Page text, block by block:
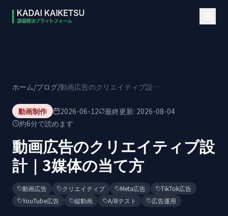
ホーム/ブログ/ 動画広告のクリエイティブ設計｜3媒体の当て方
動画制作 2026-06-12 最終更新: 2026-08-04
約6分で読めます
動画広告のクリエイティブ設
計｜3媒体の当て方
動画広告 クリエイティブ Meta広告
TikTok広告
YouTube広告
縦動画 A/Bテスト 広告運用